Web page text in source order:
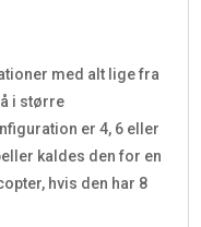
med alt lige fra
i større
er 4, 6 eller
kaldes den for en
hvis den har 8